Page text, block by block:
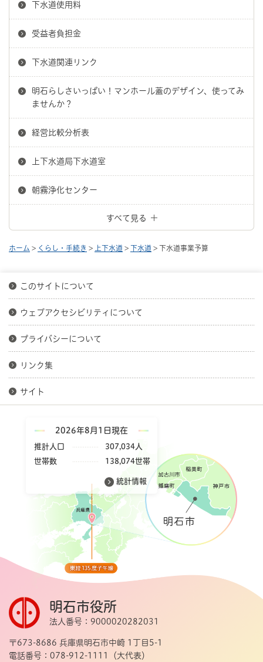
下水道使用料
受益者負担金
下水道関連リンク
明石らしさいっぱい！マンホール蓋のデザイン、使ってみ
ませんか？
経営比較分析表
上下水道局下水道室
朝霧浄化センター
すべて見る
ホーム > くらし・手続き > 上下水道 > 下水道 > 下水道事業予算
このサイトについて
ウェブアクセシビリティについて
プライバシーについて
リンク集
サイト
2026年8月1日現在
推計人口
307,034人
世帯数
138,074世帯
統計情報
明石市役所
法人番号：9000020282031
〒673-8686 兵庫県明石市中崎 1丁目5-1
電話番号：078-912-1111（大代表）